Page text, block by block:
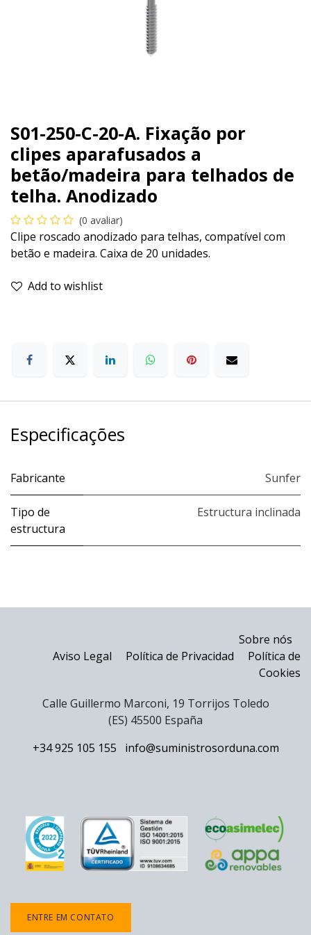
S01-250-C-20-A. Fixação por
clipes aparafusados a
betão/madeira para telhados de
telha. Anodizado
(0 avaliar)
Clipe roscado anodizado para telhas, compatível com
betão e madeira. Caixa de 20 unidades.
Add to wishlist
Especificações
Fabricante Sunfer
Tipo de
estructura
Estructura inclinada
Sobre nós
Aviso Legal
Política de Privacidad
Política de
Cookies
Calle Guillermo Marconi, 19 Torrijos Toledo
(ES) 45500 España
+34 925 105 155
info@suministrosorduna.com
ENTRE EM CONTATO